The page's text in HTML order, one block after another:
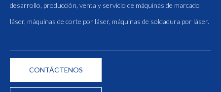
desarrollo, producción, venta y servicio de máquinas de marcado
láser, máquinas de corte por láser, máquinas de soldadura por láser.
CONTÁCTENOS